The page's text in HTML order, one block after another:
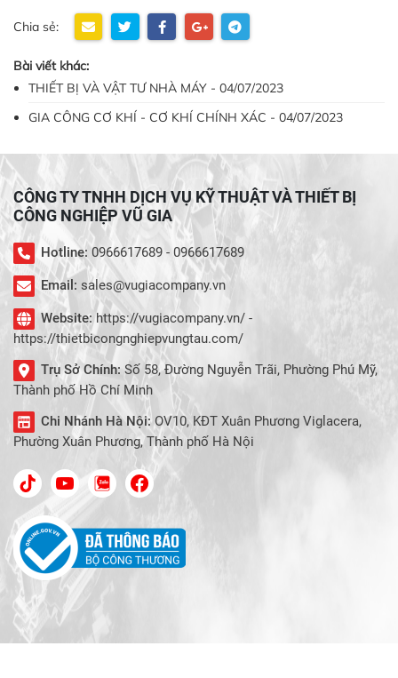
Chia sẻ:
Bài viết khác:
THIẾT BỊ VÀ VẬT TƯ NHÀ MÁY - 04/07/2023
GIA CÔNG CƠ KHÍ - CƠ KHÍ CHÍNH XÁC - 04/07/2023
CÔNG TY TNHH DỊCH VỤ KỸ THUẬT VÀ THIẾT BỊ
CÔNG NGHIỆP VŨ GIA
Hotline: 0966617689 - 0966617689
Email: sales@vugiacompany.vn
Website: https://vugiacompany.vn/ -
https://thietbicongnghiepvungtau.com/
Trụ Sở Chính: Số 58, Đường Nguyễn Trãi, Phường Phú Mỹ,
Thành phố Hồ Chí Minh
Chi Nhánh Hà Nội:OV10, KĐT Xuân Phương Viglacera,
Phường Xuân Phương, Thành phố Hà Nội